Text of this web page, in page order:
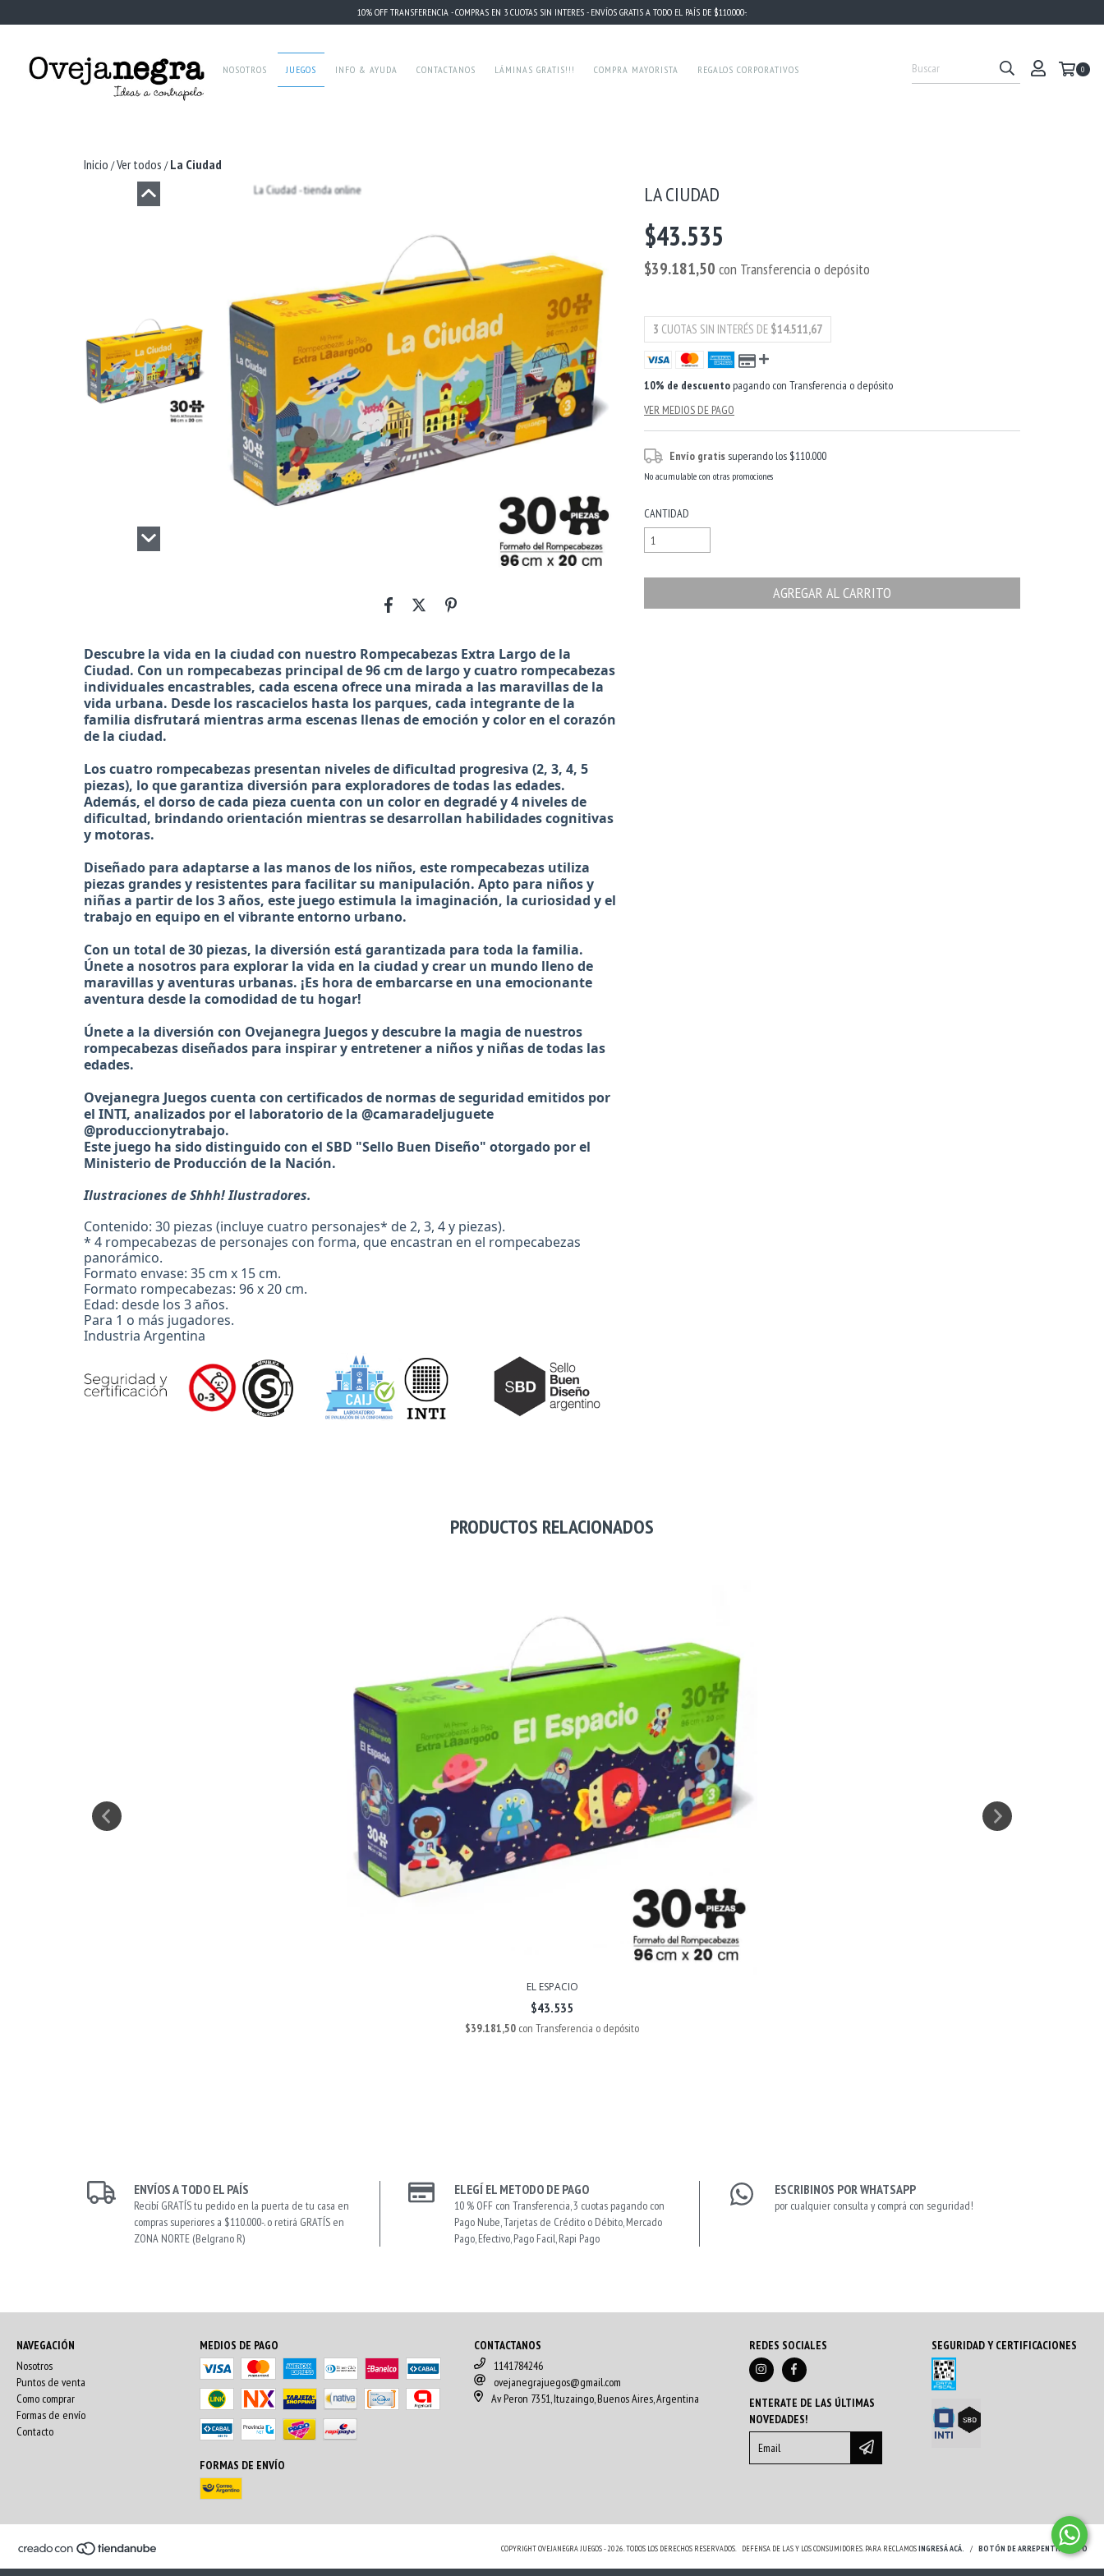
10% OFF TRANSFERENCIA - COMPRAS EN 3 CUOTAS SIN INTERES - ENVÍOS GRATIS A TODO EL PAÍS DE $110.000-.
NOSOTROS JUEGOS INFO & AYUDA CONTACTANOS LÁMINAS GRATIS!!! COMPRA MAYORISTA REGALOS CORPORATIVOS 0
Inicio /Ver todos / La Ciudad
Descubre la vida en la ciudad con nuestro Rompecabezas Extra Largo de la
Ciudad. Con un rompecabezas principal de 96 cm de largo y cuatro rompecabezas
individuales encastrables, cada escena ofrece una mirada a las maravillas de la
vida urbana. Desde los rascacielos hasta los parques, cada integrante de la
familia disfrutará mientras arma escenas llenas de emoción y color en el corazón
de la ciudad.
Los cuatro rompecabezas presentan niveles de dificultad progresiva (2, 3, 4, 5
piezas), lo que garantiza diversión para exploradores de todas las edades.
Además, el dorso de cada pieza cuenta con un color en degradé y 4 niveles de
dificultad, brindando orientación mientras se desarrollan habilidades cognitivas
y motoras.
Diseñado para adaptarse a las manos de los niños, este rompecabezas utiliza
piezas grandes y resistentes para facilitar su manipulación. Apto para niños y
niñas a partir de los 3 años, este juego estimula la imaginación, la curiosidad y el
trabajo en equipo en el vibrante entorno urbano.
Con un total de 30 piezas, la diversión está garantizada para toda la familia.
Únete a nosotros para explorar la vida en la ciudad y crear un mundo lleno de
maravillas y aventuras urbanas. ¡Es hora de embarcarse en una emocionante
aventura desde la comodidad de tu hogar!
Únete a la diversión con Ovejanegra Juegos y descubre la magia de nuestros
rompecabezas diseñados para inspirar y entretener a niños y niñas de todas las
edades.
Ovejanegra Juegos cuenta con certificados de normas de seguridad emitidos por
el INTI, analizados por el laboratorio de la @camaradeljuguete
@produccionytrabajo.
Este juego ha sido distinguido con el SBD "Sello Buen Diseño" otorgado por el
Ministerio de Producción de la Nación.
Ilustraciones de Shhh! Ilustradores.
Contenido: 30 piezas (incluye cuatro personajes* de 2, 3, 4 y piezas).
* 4 rompecabezas de personajes con forma, que encastran en el rompecabezas
panorámico.
Formato envase: 35 cm x 15 cm.
Formato rompecabezas: 96 x 20 cm.
Edad: desde los 3 años.
Para 1 o más jugadores.
Industria Argentina
LA CIUDAD
$43.535
$39.181,50con Transferencia o depósito
3 CUOTAS SIN INTERÉS DE $14.511,67
10% de descuento pagando con Transferencia o depósito
VER MEDIOS DE PAGO
Envío gratissuperando los $110.000
No acumulable con otras promociones
CANTIDAD
PRODUCTOS RELACIONADOS
EL ESPACIO
$43.535
$39.181,50 con Transferencia o depósito
ENVÍOS A TODO EL PAÍS
Recibí GRATÍS tu pedido en la puerta de tu casa en
compras superiores a $110.000-. o retirá GRATÍS en
ZONA NORTE (Belgrano R)
ELEGÍ EL METODO DE PAGO
10 % OFF con Transferencia, 3 cuotas pagando con
Pago Nube, Tarjetas de Crédito o Débito, Mercado
Pago, Efectivo, Pago Facil, Rapi Pago
ESCRIBINOS POR WHATSAPP
por cualquier consulta y comprá con seguridad!
NAVEGACIÓN
Nosotros
Puntos de venta
Como comprar
Formas de envío
Contacto
MEDIOS DE PAGO
FORMAS DE ENVÍO
CONTACTANOS
1141784246
ovejanegrajuegos@gmail.com
Av Peron 7351, Ituzaingo, Buenos Aires, Argentina
REDES SOCIALES
ENTERATE DE LAS ÚLTIMAS
NOVEDADES!
SEGURIDAD Y CERTIFICACIONES
COPYRIGHT OVEJANEGRA JUEGOS - 2026. TODOS LOS DERECHOS RESERVADOS. DEFENSA DE LAS Y LOS CONSUMIDORES. PARA RECLAMOSINGRESÁ ACÁ. / BOTÓN DE ARREPENTIMIENTO